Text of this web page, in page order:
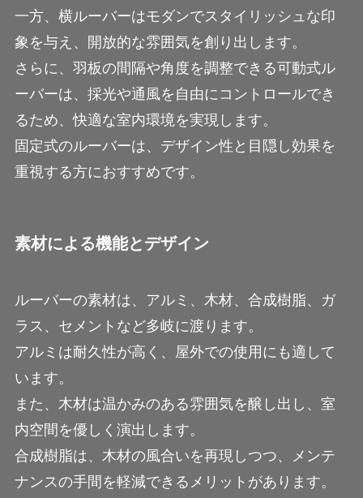
一方、横ルーバーはモダンでスタイリッシュな印
象を与え、開放的な雰囲気を創り出します。
さらに、羽板の間隔や角度を調整できる可動式ル
ーバーは、採光や通風を自由にコントロールでき
るため、快適な室内環境を実現します。
固定式のルーバーは、デザイン性と目隠し効果を
重視する方におすすめです。
素材による機能とデザイン
ルーバーの素材は、アルミ、木材、合成樹脂、ガ
ラス、セメントなど多岐に渡ります。
アルミは耐久性が高く、屋外での使用にも適して
います。
また、木材は温かみのある雰囲気を醸し出し、室
内空間を優しく演出します。
合成樹脂は、木材の風合いを再現しつつ、メンテ
ナンスの手間を軽減できるメリットがあります。